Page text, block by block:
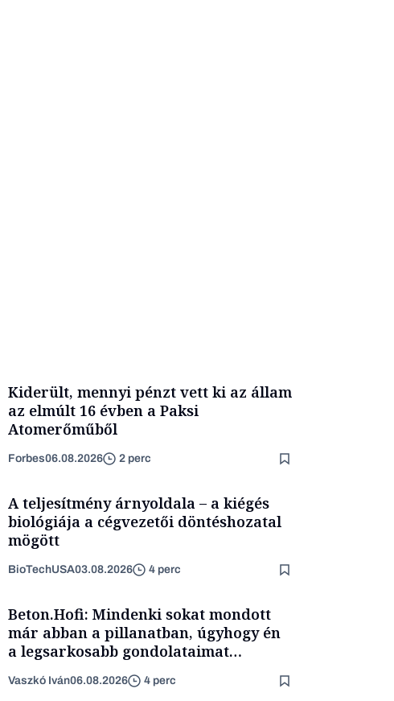
Kiderült, mennyi pénzt vett ki az állam
az elmúlt 16 évben a Paksi
Atomerőműből
Forbes06.08.2026 2 perc
A teljesítmény árnyoldala – a kiégés
biológiája a cégvezetői döntéshozatal
mögött
BioTechUSA03.08.2026 4 perc
Beton.Hofi: Mindenki sokat mondott
már abban a pillanatban, úgyhogy én
a legsarkosabb gondolataimat
Vaszkó Iván06.08.2026 4 perc